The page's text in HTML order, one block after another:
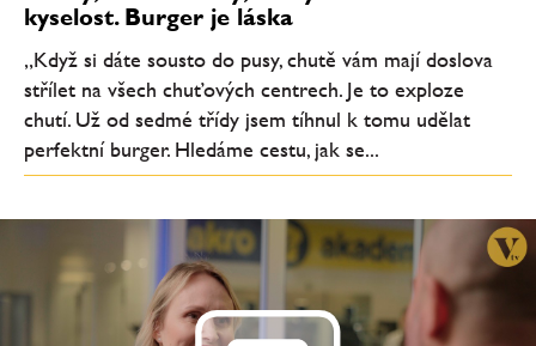
kyselost. Burger je láska
„Když si dáte sousto do pusy, chutě vám mají doslova
střílet na všech chuťových centrech. Je to exploze
chutí. Už od sedmé třídy jsem tíhnul k tomu udělat
perfektní burger. Hledáme cestu, jak se...